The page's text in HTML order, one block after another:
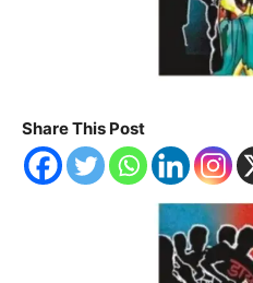
Share This Post